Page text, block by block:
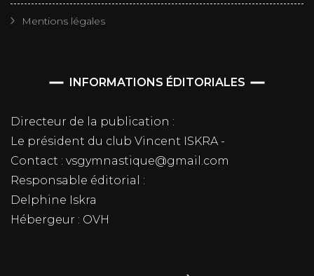
Mentions légales
INFORMATIONS ÉDITORIALES
Directeur de la publication :
Le président du club Vincent ISKRA -
Contact : vsgymnastique@gmail.com
Responsable éditorial :
Delphine Iskra
Hébergeur : OVH